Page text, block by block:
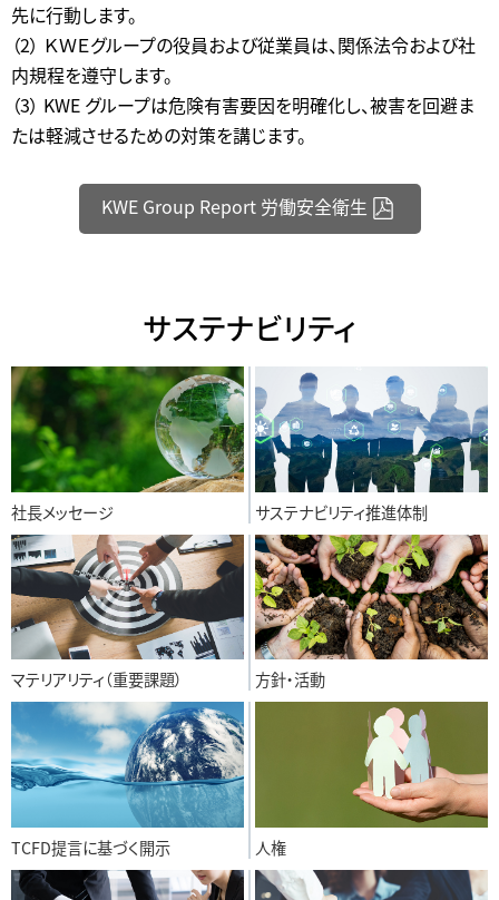
先に行動します。
（2） ＫＷＥグループの役員および従業員は、関係法令および社
内規程を遵守します。
（3） KWE グループは危険有害要因を明確化し、被害を回避ま
たは軽減させるための対策を講じます。
KWE Group Report 労働安全衛生
サステナビリティ
社長メッセージ サステナビリティ推進体制
マテリアリティ（重要課題） 方針・活動
TCFD提言に基づく開示 人権